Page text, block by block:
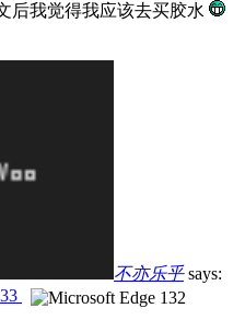
后我觉得我应该去买胶水
不亦乐乎 says: